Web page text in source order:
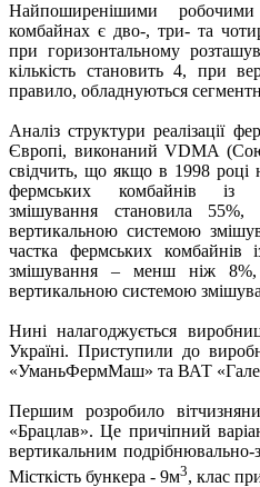
Найпоширенішими
комбайнах є дво-, три- та
при горизонтальному
кількість становить 4, при
правило, обладнуються
Аналіз структури реалізації
Європі, виконаний VDMA
свідчить, що якщо в 1998 році
фермських комбайнів із
змішування становила
вертикальною системою
частка фермських комбайнів
змішування – менш ніж 8%,
вертикальною системою
Нині налагоджується
Україні. Приступили до
«УманьФермМаш» та ВАТ
Першим розробило
«Брацлав». Це причіпний
вертикальним
Місткість бункера - 9м3, клас